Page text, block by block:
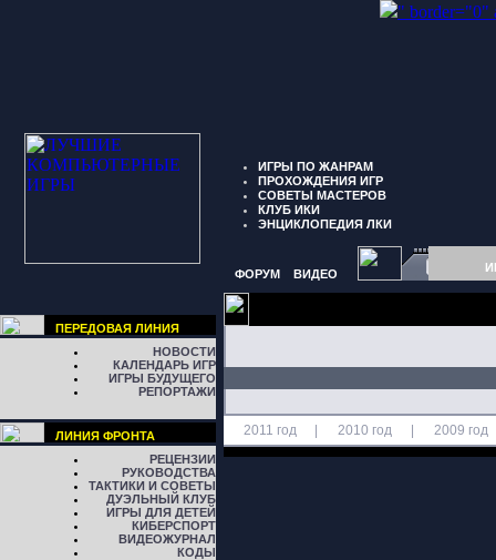
" border="0"
ИГРЫ ПО ЖАНРАМ
ПРОХОЖДЕНИЯ ИГР
СОВЕТЫ МАСТЕРОВ
КЛУБ ИКИ
ЭНЦИКЛОПЕДИЯ ЛКИ
ФОРУМ ВИДЕО
ПЕРЕДОВАЯ ЛИНИЯ
НОВОСТИ
КАЛЕНДАРЬ ИГР
ИГРЫ БУДУЩЕГО
РЕПОРТАЖИ
ЛИНИЯ ФРОНТА
РЕЦЕНЗИИ
РУКОВОДСТВА
ТАКТИКИ И СОВЕТЫ
ДУЭЛЬНЫЙ КЛУБ
ИГРЫ ДЛЯ ДЕТЕЙ
КИБЕРСПОРТ
ВИДЕОЖУРНАЛ
КОДЫ
2011 год 2010 год 2009 год